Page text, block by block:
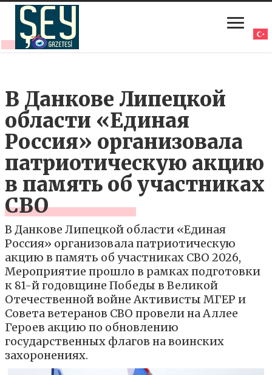
В Данкове Липецкой
области «Единая
Россия» организовала
патриотическую акцию
в память об участниках
СВО
В Данкове Липецкой области «Единая
Россия» организовала патриотическую
акцию в память об участниках СВО 2026,
Мероприятие прошло в рамках подготовки
к 81-й годовщине Победы в Великой
Отечественной войне Активисты МГЕР и
Совета ветеранов СВО провели на Аллее
Героев акцию по обновлению
государственных флагов на воинских
захоронениях.